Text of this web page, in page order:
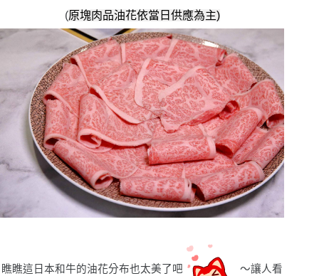
(原塊肉品油花依當日供應為主)
瞧瞧這日本和牛的油花分布也太美了吧 〜讓人看